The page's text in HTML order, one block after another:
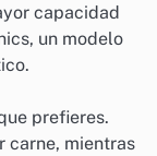
capacidad
un modelo
prefieres.
carne, mientras